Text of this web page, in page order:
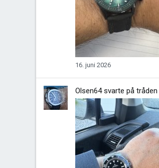
16. juni 2026
Olsen64svarte på tråden